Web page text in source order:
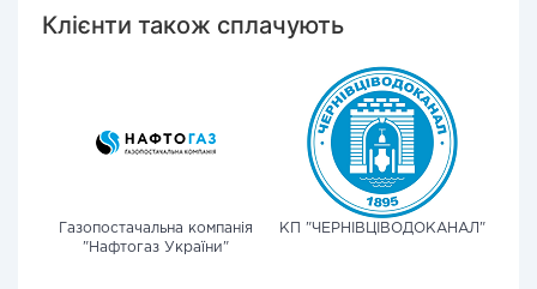
Клієнти також сплачують
Газопостачальна компанія
"Нафтогаз України"
КП "ЧЕРНІВЦІВОДОКАНАЛ"